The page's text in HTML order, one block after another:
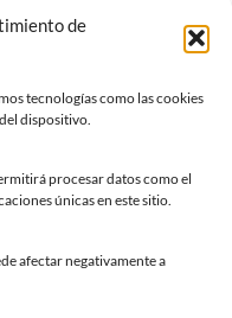
de
tecnologías como las cookies
dispositivo.
procesar datos como el
únicas en este sitio.
afectar negativamente a
de Siero